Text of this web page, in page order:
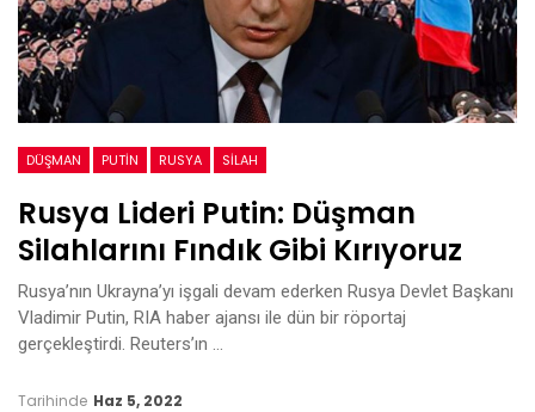
DÜŞMAN PUTIN RUSYA SILAH
Rusya Lideri Putin: Düşman
Silahlarını Fındık Gibi Kırıyoruz
Rusya’nın Ukrayna’yı işgali devam ederken Rusya Devlet Başkanı
Vladimir Putin, RIA haber ajansı ile dün bir röportaj
gerçekleştirdi. Reuters’ın …
Tarihinde Haz 5, 2022